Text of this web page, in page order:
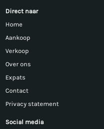
Direct naar
Home
Aankoop
Verkoop
Over ons
Expats
Contact
Privacy statement
Social media